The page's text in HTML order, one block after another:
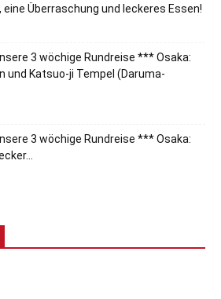
eine Überraschung und leckeres Essen!
3 wöchige Rundreise *** Osaka:
und Katsuo-ji Tempel (Daruma-
3 wöchige Rundreise *** Osaka: